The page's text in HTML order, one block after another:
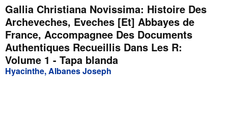
Consultar mis pedidos
Búsqueda avanzada
Colecciones
Libros antiguos
Arte y coleccionismo
Gallia Christiana Novissima: Histoire Des
Archeveches, Eveches [Et] Abbayes de
France, Accompagnee Des Documents
Authentiques Recueillis Dans Les R:
Volume 1 - Tapa blanda
Hyacinthe, Albanes Joseph